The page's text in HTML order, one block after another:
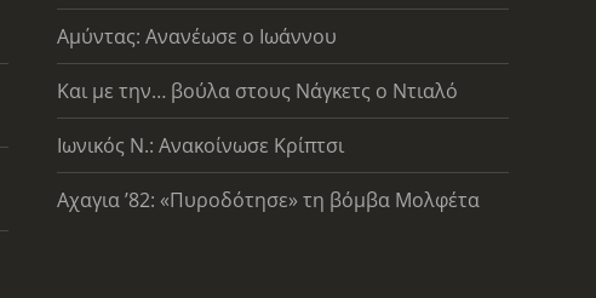
Αμύντας: Ανανέωσε ο Ιωάννου
Και με την… βούλα στους Νάγκετς ο Ντιαλό
Ιωνικός Ν.: Ανακοίνωσε Κρίπτσι
Αχαγια ’82: «Πυροδότησε» τη βόμβα Μολφέτα